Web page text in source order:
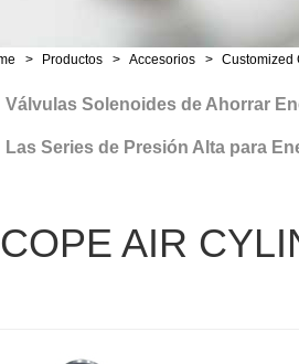
Productos Accesorios Customized
Solenoides de Ahorrar
Series de Presión Alta para
AIR